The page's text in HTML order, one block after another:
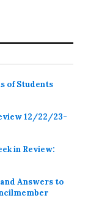
of Students
12/22/23-
in Review:
Answers to